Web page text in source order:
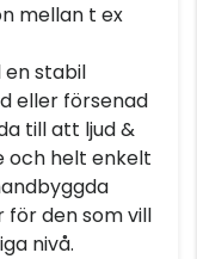
mellan t ex
en stabil
eller försenad
till att ljud &
och helt enkelt
den som vill
nivå.